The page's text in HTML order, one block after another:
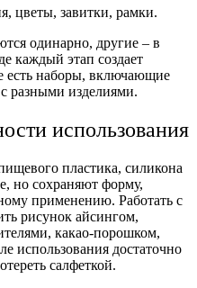
цветы, завитки, рамки.
одинарно, другие – в
каждый этап создает
есть наборы, включающие
разными изделиями.
использования
пластика, силикона
но сохраняют форму,
применению. Работать с
рисунок айсингом,
какао-порошком,
использования достаточно
салфеткой.